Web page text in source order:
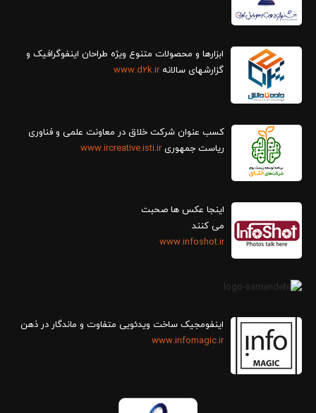
ابزارها و محصولات متنوع ویژه طراحان اینفوگرافیک و
گزارش‎های سالانه
www.d2k.ir
کسب عنوان شرکت خلاق در معاونت علمی و فناوری
ریاست جمهوریwww.ircreative.isti.ir
اینجا عکس ها صحبت
می کنند
www.infoshot.ir
اینفومجیک ساخت ویدئویی متفاوت و ماندگار در ذهن
www.infomagic.ir